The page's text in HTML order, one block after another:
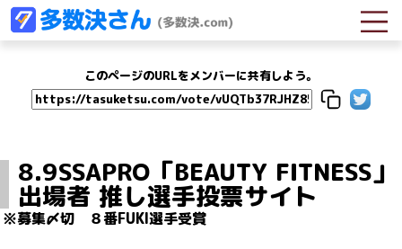
このページのURLをメンバーに共有しよう。
8.9SSAPRO「BEAUTY FITNESS」
出場者 推し選手投票サイト
※募集〆切　８番FUKI選手受賞